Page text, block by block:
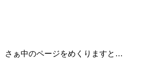
さぁ中のページをめくりますと…